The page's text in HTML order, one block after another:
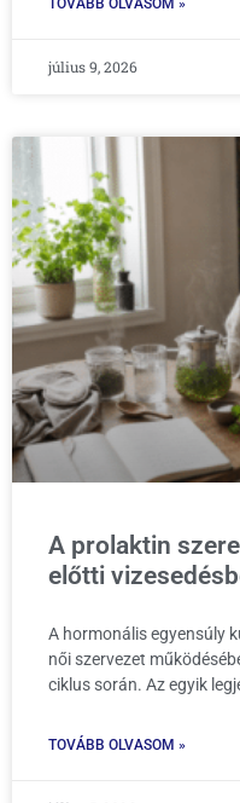
TOVÁBB OLVASOM »
július 9, 2026
A prolaktin
előtti
A hormonális egyensúly
női szervezet
ciklus során. Az egyik
TOVÁBB OLVASOM »